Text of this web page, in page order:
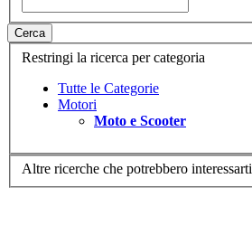
Cerca
Restringi la ricerca per categoria
Tutte le Categorie
Motori
Moto e Scooter
Altre ricerche che potrebbero interessarti